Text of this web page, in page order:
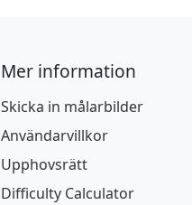
Mer information
Skicka in målarbilder
Användarvillkor
Upphovsrätt
Difficulty Calculator